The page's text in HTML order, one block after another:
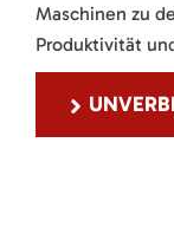
Maschinen zu
Produktivität